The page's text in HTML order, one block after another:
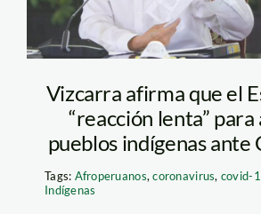
Vizcarra afirma que el
“reacción lenta”
pueblos indígenas ante
Tags: Afroperuanos,coronavirus, covid-
Indígenas